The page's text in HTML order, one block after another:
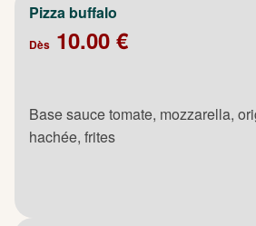
Pizza buffalo
Dès 10.00 €
Base sauce tomate, mozzarella,
hachée, frites